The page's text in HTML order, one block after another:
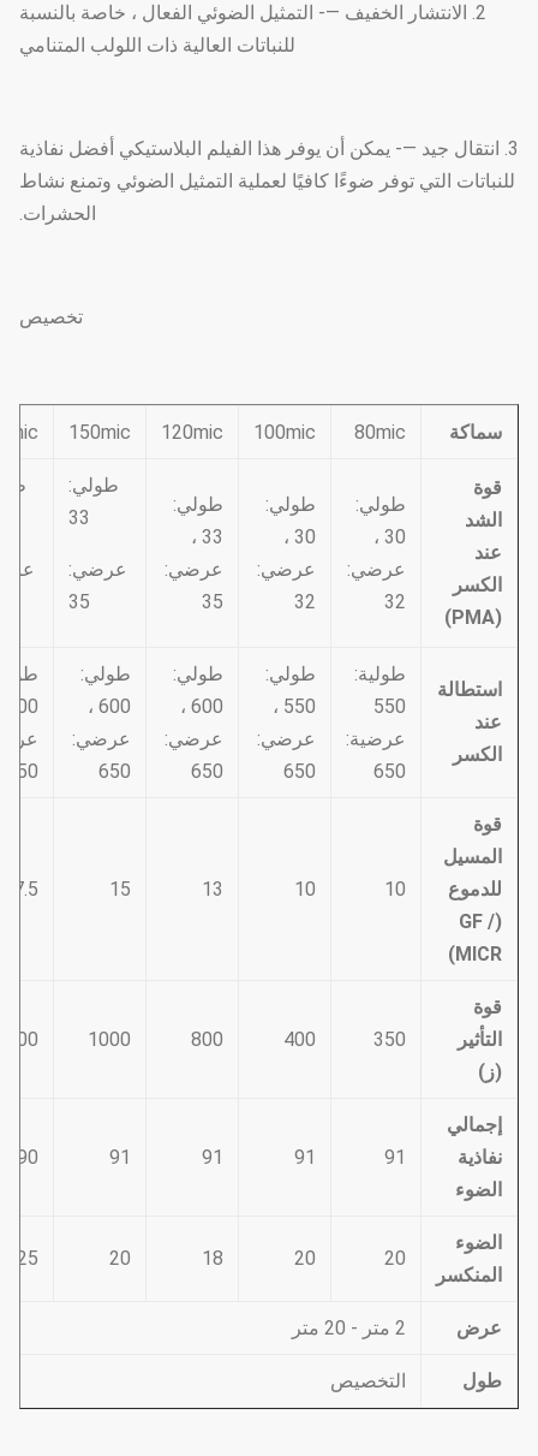
2. الانتشار الخفيف —- التمثيل الضوئي الفعال ، خاصة بالنسبة
للنباتات العالية ذات اللولب المتنامي
3. انتقال جيد —- يمكن أن يوفر هذا الفيلم البلاستيكي أفضل نفاذية
للنباتات التي توفر ضوءًا كافيًا لعملية التمثيل الضوئي وتمنع نشاط
الحشرات.
تخصيص
سماكة 80mic
100mic
120mic
150mic
قوة
الشد
عند
الكسر
(PMA)
طولي:
30 ،
عرضي:
32
طولي:
30 ،
عرضي:
32
طولي:
33 ،
عرضي:
35
طولي:
33
عرضي:
35
استطالة
عند
الكسر
طولية:
550
عرضية:
650
طولي:
550 ،
عرضي:
650
طولي:
600 ،
عرضي:
650
طولي:
600 ،
عرضي:
650
650
قوة
المسيل
للدموع
(GF /
MICR)
10
10
13
15
7.5
قوة
التأثير
(ز)
350
400
800
1000
إجمالي
نفاذية
الضوء
91
91
91
91
90
الضوء
المنكسر
20
20
18
20
25
عرض 2 متر - 20 متر
طول التخصيص